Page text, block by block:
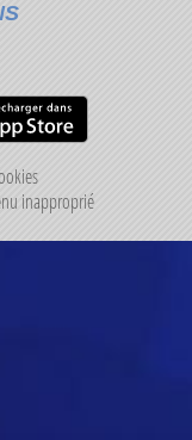
inapproprié